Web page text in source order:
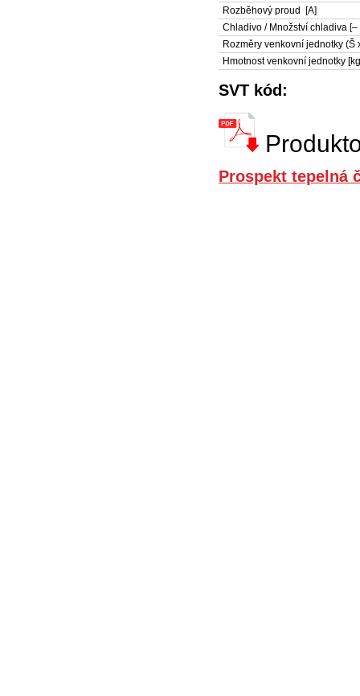
Rozběhový proud [A]
Chladivo / Množství chladiva [–
Rozměry venkovní jednotky (Š
Hmotnost venkovní jednotky
SVT kód:
Prospekt tepelná